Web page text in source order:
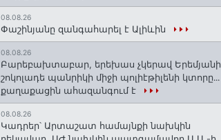
08.08.26
Փաշինյանը զանգահարել է Ալիևին
08.08.26
Բարեբախտաբար, երեխաս չկերավ Երեմյանի
շոկոլադե պանրիկի միջի պոլիէթիլենի կտորը․․․
քաղաքացին ահազանգում է
08.08.26
Կադրեր՝ Արտաշատ համայնքի նախկին